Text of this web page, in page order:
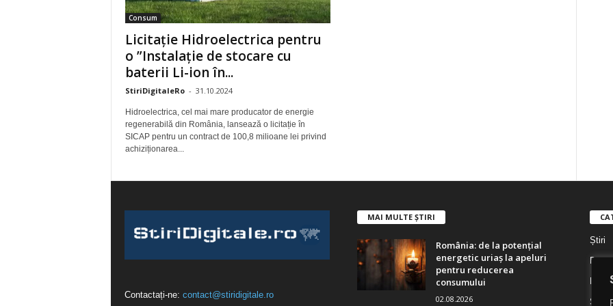
Consum
Licitație Hidroelectrica pentru
o ”Instalație de stocare cu
baterii Li-ion în...
StiriDigitaleRo - 31.10.2024
Hidroelectrica, cel mai mare producator de energie
regenerabilă din România, lansează o licitație în
SICAP pentru un contract de 100,8 milioane lei privind
achiziționarea...
Contactați-ne: contact@stiridigitale.ro
MAI MULTE ȘTIRI
România: de la potențial
energetic uriaș la apeluri
pentru reducerea
consumului
02.08.2026
Știri